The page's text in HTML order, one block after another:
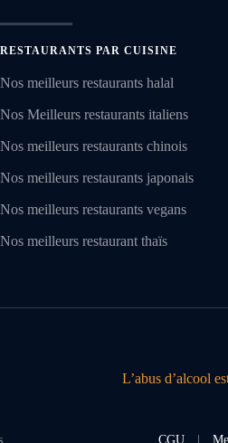
RESTAURANTS PAR CUISINE
Nos meilleurs restaurants halal
Nos Meilleurs restaurants italiens
Nos meilleurs restaurants chinois
Nos meilleurs restaurants japonais
Nos meilleurs restaurants vegans
Nos meilleurs restaurant thaïs
L’abus d’alcool
CGU|